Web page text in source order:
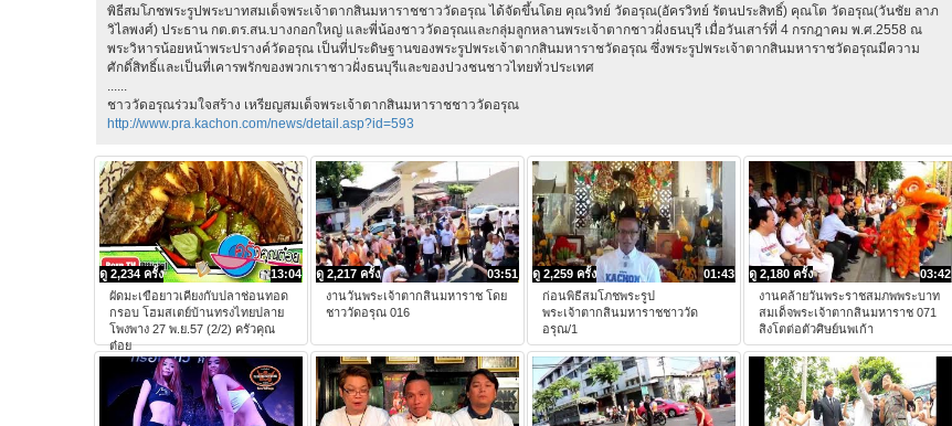
พิธีสมโภชพระรูปพระบาทสมเด็จพระเจ้าตากสินมหาราชชาววัดอรุณ ได้จัดขึ้นโดย คุณวิทย์ วัดอรุณ(อัครวิทย์ รัตนประสิทธิ์) คุณโต วัดอรุณ(วันชัย ลาภ
วิไลพงศ์) ประธาน กต.ตร.สน.บางกอกใหญ่ และพี่น้องชาววัดอรุณและกลุ่มลูกหลานพระเจ้าตากชาวฝั่งธนบุรี เมื่อวันเสาร์ที่ 4 กรกฎาคม พ.ศ.2558 ณ
พระวิหารน้อยหน้าพระปรางค์วัดอรุณ เป็นที่ประดิษฐานของพระรูปพระเจ้าตากสินมหาราชวัดอรุณ ซึ่งพระรูปพระเจ้าตากสินมหาราชวัดอรุณมีความ
ศักดิ์สิทธิ์และเป็นที่เคารพรักของพวกเราชาวฝั่งธนบุรีและของปวงชนชาวไทยทั่วประเทศ
ชาววัดอรุณร่วมใจสร้าง เหรียญสมเด็จพระเจ้าตากสินมหาราชชาววัดอรุณ
http://www.pra.kachon.com/news/detail.asp?id=593
13:04
ดู 2,234 ครั้ง
ผัดมะเขือยาวเคียงกับปลาช่อนทอด
กรอบ โฮมสเตย์บ้านทรงไทยปลาย
โพงพาง 27 พ.ย.57 (2/2) ครัวคุณ
ต๋อย
03:51
ดู 2,217 ครั้ง
งานวันพระเจ้าตากสินมหาราช โดย
ชาววัดอรุณ 016
01:43
ดู 2,259 ครั้ง
ก่อนพิธีสมโภชพระรูป
พระเจ้าตากสินมหาราชชาววัด
อรุณ/1
03:42
ดู 2,180 ครั้ง
งานคล้ายวันพระราชสมภพพระบาท
สมเด็จพระเจ้าตากสินมหาราช 071
สิงโตต่อตัวศิษย์นพเก้า